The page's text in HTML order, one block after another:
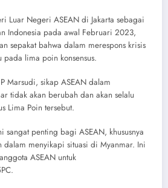
Luar Negeri ASEAN di Jakarta sebagai
Indonesia pada awal Februari 2023,
sepakat bahwa dalam merespons krisis
lima poin konsensus.
Marsudi, sikap ASEAN dalam
tidak akan berubah dan akan selalu
Lima Poin tersebut.
sangat penting bagi ASEAN, khususnya
dalam menyikapi situasi di Myanmar. Ini
ASEAN untuk